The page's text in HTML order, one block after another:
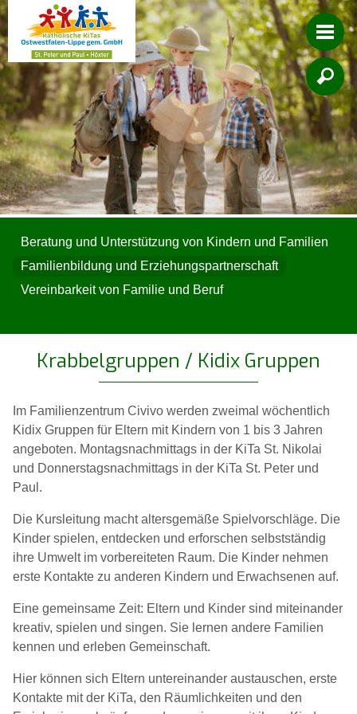

Beratung und Unterstützung von Kindern und Familien
Familienbildung und Erziehungspartnerschaft
Vereinbarkeit von Familie und Beruf
Krabbelgruppen / Kidix Gruppen
Im Familienzentrum Civivo werden zweimal wöchentlich
Kidix Gruppen für Eltern mit Kindern von 1 bis 3 Jahren
angeboten. Montagsnachmittags in der KiTa St. Nikolai
und Donnerstagsnachmittags in der KiTa St. Peter und
Paul.
Die Kursleitung macht altersgemäße Spielvorschläge. Die
Kinder spielen, entdecken und erforschen selbstständig
ihre Umwelt im vorbereiteten Raum. Die Kinder nehmen
erste Kontakte zu anderen Kindern und Erwachsenen auf.
Eine gemeinsame Zeit: Eltern und Kinder sind miteinander
kreativ, spielen und singen. Sie lernen andere Familien
kennen und erleben Gemeinschaft.
Hier können sich Eltern untereinander austauschen, erste
Kontakte mit der KiTa, den Räumlichkeiten und den